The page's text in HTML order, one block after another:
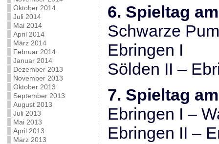
Oktober 2014
Juli 2014
Mai 2014
April 2014
März 2014
Februar 2014
Januar 2014
Dezember 2013
November 2013
Oktober 2013
September 2013
August 2013
Juli 2013
Mai 2013
April 2013
März 2013
6. Spieltag
Schwarze
Ebringen I
Sölden II –
7. Spieltag
Ebringen I –
Ebringen II –